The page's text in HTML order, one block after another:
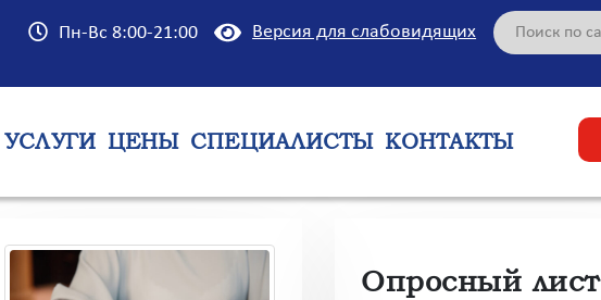
Пн-Вс 8:00-21:00 Версия для слабовидящих
УСЛУГИ ЦЕНЫ СПЕЦИАЛИСТЫ КОНТАКТЫ
Опросный лист